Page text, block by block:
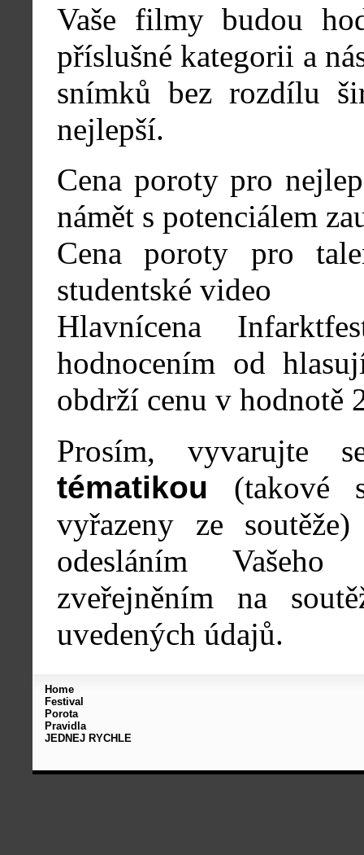
Vaše filmy budou
příslušné kategorii a
snímků bez rozdílu
nejlepší.
Cena poroty pro
námět s potenciálem
Cena poroty pro
studentské video
Hlavnícena
hodnocením od
obdrží cenu v hodnotě
Prosím, vyvarujte
tématikou (takové
vyřazeny ze
odesláním
zveřejněním na
uvedených údajů.
Home
Festival
Porota
Pravidla
JEDNEJ RYCHLE